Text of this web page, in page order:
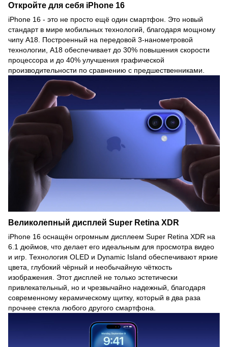
Откройте для себя iPhone 16
iPhone 16 - это не просто ещё один смартфон. Это новый
стандарт в мире мобильных технологий, благодаря мощному
чипу A18. Построенный на передовой 3-нанометровой
технологии, A18 обеспечивает до 30% повышения скорости
процессора и до 40% улучшения графической
производительности по сравнению с предшественниками.
Великолепный дисплей Super Retina XDR
iPhone 16 оснащён огромным дисплеем Super Retina XDR на
6.1 дюймов, что делает его идеальным для просмотра видео
и игр. Технология OLED и Dynamic Island обеспечивают яркие
цвета, глубокий чёрный и необычайную чёткость
изображения. Этот дисплей не только эстетически
привлекательный, но и чрезвычайно надежный, благодаря
современному керамическому щитку, который в два раза
прочнее стекла любого другого смартфона.